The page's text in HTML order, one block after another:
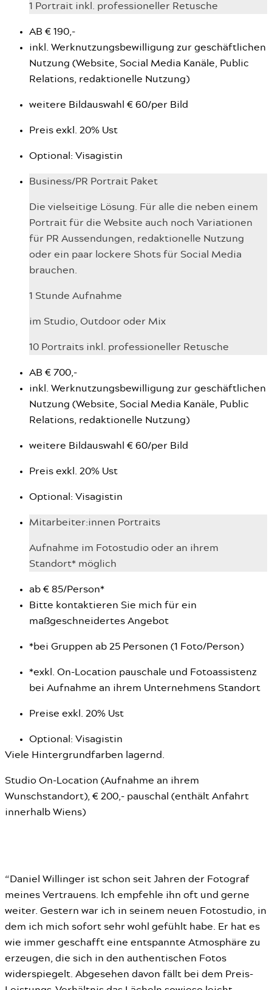
1 Portrait inkl. professioneller Retusche
AB € 190,-
inkl. Werknutzungsbewilligung zur geschäftlichen
Nutzung (Website, Social Media Kanäle, Public
Relations, redaktionelle Nutzung)
weitere Bildauswahl € 60/per Bild
Preis exkl. 20% Ust
Optional: Visagistin
Business/PR Portrait Paket
Die vielseitige Lösung. Für alle die neben einem
Portrait für die Website auch noch Variationen
für PR Aussendungen, redaktionelle Nutzung
oder ein paar lockere Shots für Social Media
brauchen.
1 Stunde Aufnahme
im Studio, Outdoor oder Mix
10 Portraits inkl. professioneller Retusche
AB € 700,-
inkl. Werknutzungsbewilligung zur geschäftlichen
Nutzung (Website, Social Media Kanäle, Public
Relations, redaktionelle Nutzung)
weitere Bildauswahl € 60/per Bild
Preis exkl. 20% Ust
Optional: Visagistin
Mitarbeiter:innen Portraits
Aufnahme im Fotostudio oder an ihrem
Standort* möglich
ab € 85/Person*
Bitte kontaktieren Sie mich für ein
maßgeschneidertes Angebot
*bei Gruppen ab 25 Personen (1 Foto/Person)
*exkl. On-Location pauschale und Fotoassistenz
bei Aufnahme an ihrem Unternehmens Standort
Preise exkl. 20% Ust
Optional: Visagistin
Viele Hintergrundfarben lagernd.
Studio On-Location (Aufnahme an ihrem
Wunschstandort), € 200,- pauschal (enthält Anfahrt
innerhalb Wiens)
“Daniel Willinger ist schon seit Jahren der Fotograf
meines Vertrauens. Ich empfehle ihn oft und gerne
weiter. Gestern war ich in seinem neuen Fotostudio, in
dem ich mich sofort sehr wohl gefühlt habe. Er hat es
wie immer geschafft eine entspannte Atmosphäre zu
erzeugen, die sich in den authentischen Fotos
widerspiegelt. Abgesehen davon fällt bei dem Preis-